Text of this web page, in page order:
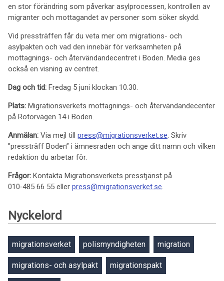
en stor förändring som påverkar asylprocessen, kontrollen av
migranter och mottagandet av personer som söker skydd.
Vid pressträffen får du veta mer om migrations- och
asylpakten och vad den innebär för verksamheten på
mottagnings- och återvändandecentret i Boden. Media ges
också en visning av centret.
Dag och tid: Fredag 5 juni klockan 10.30.
Plats: Migrationsverkets mottagnings- och återvändandecenter
på Rotorvägen 14 i Boden.
Anmälan: Via mejl till press@migrationsverket.se. Skriv
”pressträff Boden” i ämnesraden och ange ditt namn och vilken
redaktion du arbetar för.
Frågor: Kontakta Migrationsverkets presstjänst på
010‑485 66 55 eller press@migrationsverket.se.
Nyckelord
migrationsverket polismyndigheten migration
migrations- och asylpakt migrationspakt